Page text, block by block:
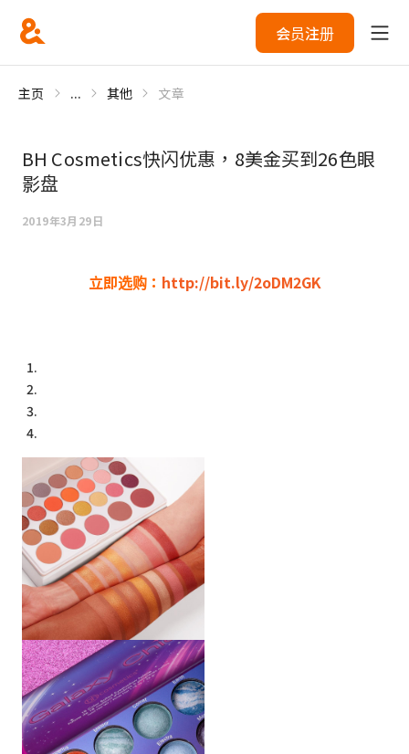
会员注册
主页 ... 其他 文章
BH Cosmetics快闪优惠，8美金买到26色眼
影盘
2019年3月29日
立即选购： http://bit.ly/2oDM2GK